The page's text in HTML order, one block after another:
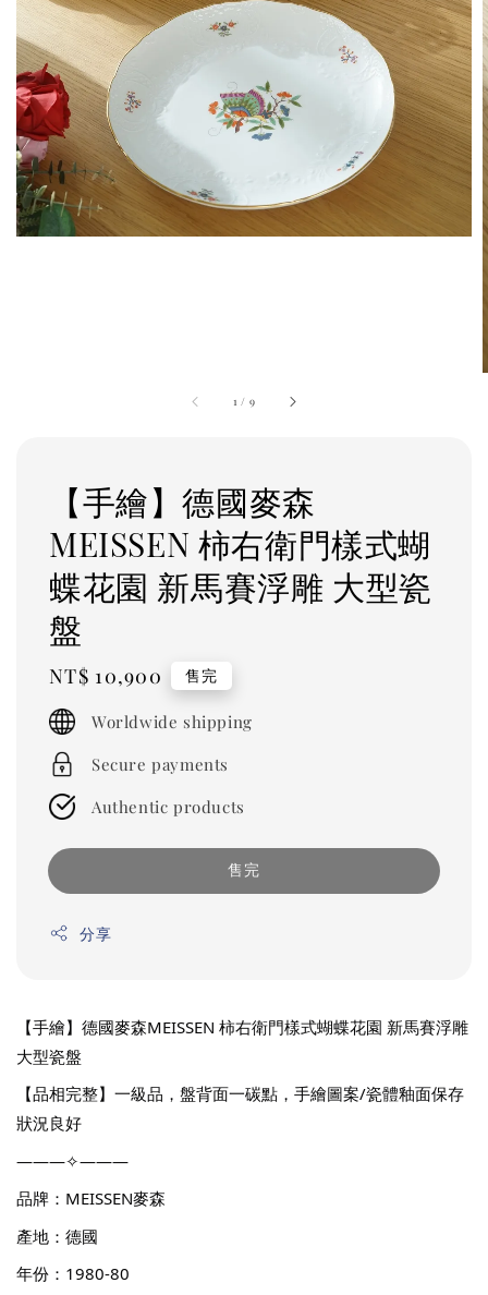
1 / 9
【手繪】德國麥森
MEISSEN 柿右衛門樣式蝴
蝶花園 新馬賽浮雕 大型瓷
盤
Regular
price
NT$ 10,900 售完
Worldwide shipping
Secure payments
Authentic products
售完
分享
【手繪】德國麥森MEISSEN 柿右衛門樣式蝴蝶花園 新馬賽浮雕
大型瓷盤
【品相完整】一級品，盤背面一碳點，手繪圖案/瓷體釉面保存
狀況良好
———✧———
品牌：MEISSEN麥森
產地：德國
年份：1980-80